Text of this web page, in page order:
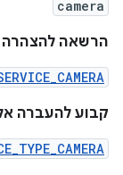
camera
הרשאה להצהרה
קבוע להעברה